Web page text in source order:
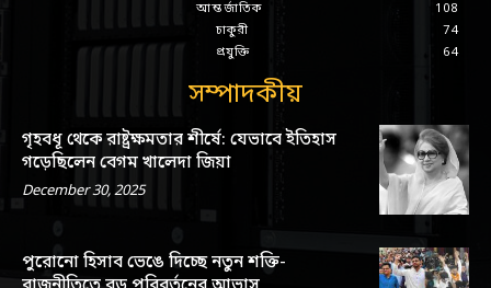
আন্তর্জাতিক
108
চাকুরী
74
প্রযুক্তি
64
সম্পাদকীয়
গৃহবধূ থেকে রাষ্ট্রক্ষমতার শীর্ষে: যেভাবে ইতিহাস
গড়েছিলেন বেগম খালেদা জিয়া
December 30, 2025
পুরোনো হিসাব ভেঙে দিচ্ছে নতুন শক্তি-